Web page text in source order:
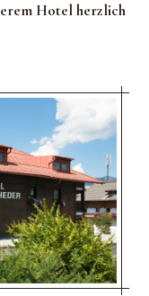
Hotel herzlich